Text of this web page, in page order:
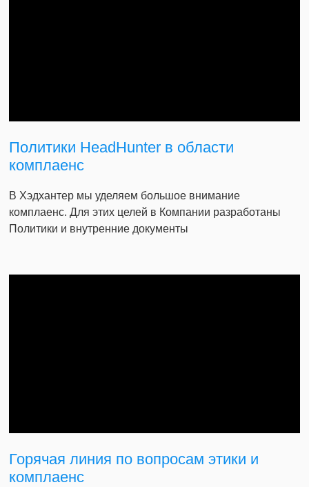
Политики HeadHunter в области
комплаенс
В Хэдхантер мы уделяем большое внимание
комплаенс. Для этих целей в Компании разработаны
Политики и внутренние документы
Горячая линия по вопросам этики и
комплаенс